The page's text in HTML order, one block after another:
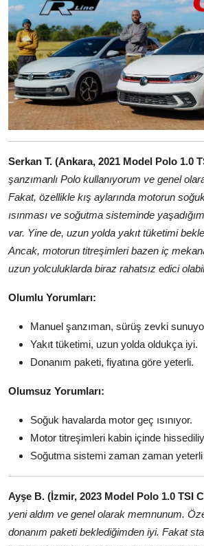
Serkan T. (Ankara, 2021 Model Polo 1.0
şanzımanlı Polo kullanıyorum ve genel
Fakat, özellikle kış aylarında motorun
ısınması ve soğutma sisteminde
var. Yine de, uzun yolda yakıt tüketimi
Ancak, motorun titreşimleri bazen iç
uzun yolculuklarda biraz rahatsız edici
Olumlu Yorumları:
Manuel şanzıman, sürüş zevki
Yakıt tüketimi, uzun yolda oldukça iyi.
Donanım paketi, fiyatına göre yeterli.
Olumsuz Yorumları:
Soğuk havalarda motor geç ısınıyor.
Motor titreşimleri kabin içinde
Soğutma sistemi zaman zaman yeterli
Ayşe B. (İzmir, 2023 Model Polo 1.0 TSI
yeni aldım ve genel olarak memnunum.
donanım paketi beklediğimden iyi. Fakat